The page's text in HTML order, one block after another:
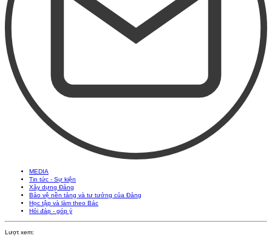
MEDIA
Tin tức - Sự kiện
Xây dựng Đảng
Bảo vệ nền tảng và tư tưởng của Đảng
Học tập và làm theo Bác
Hỏi đáp - góp ý
Lượt xem: